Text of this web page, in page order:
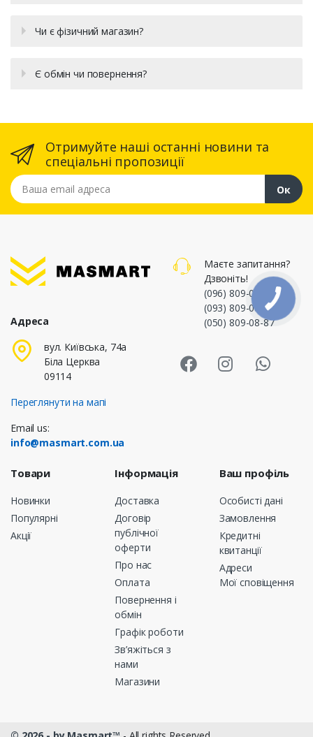
Чи є фізичний магазин?
Є обмін чи повернення?
Отримуйте наші останні новини та
спеціальні пропозиції
Ваша email адреса
Ок
Адреса
вул. Київська, 74а
Біла Церква
09114
Переглянути на мапі
Email us:
info@masmart.com.ua
Маєте запитання?
Дзвоніть!
(096) 809-08-87 ,
(093) 809-08-87,
(050) 809-08-87
Товари
Новинки
Популярні
Акції
Інформація
Доставка
Договір
публічної
оферти
Про нас
Оплата
Повернення і
обмін
Графік роботи
Зв’яжіться з
нами
Магазини
Ваш профіль
Особисті дані
Замовлення
Кредитні
квитанції
Адреси
Мої сповіщення